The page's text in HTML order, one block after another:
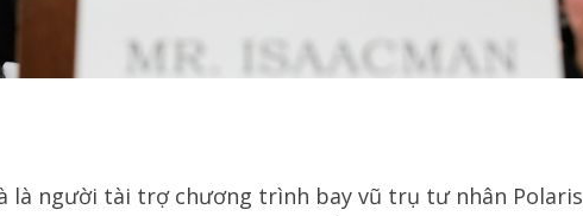
là người tài trợ chương trình bay vũ trụ tư nhân Polaris